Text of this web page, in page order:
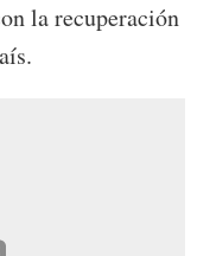
la recuperación